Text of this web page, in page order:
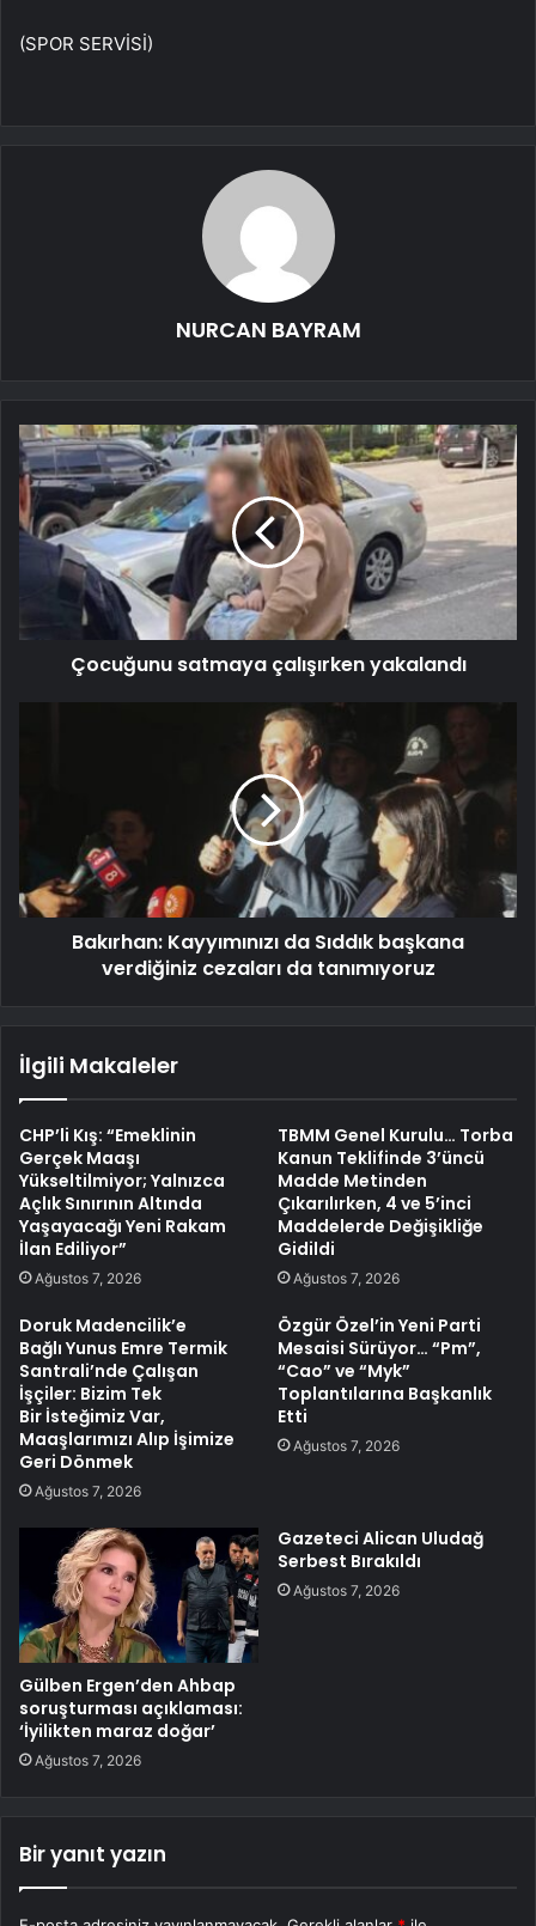
(SPOR SERVİSİ)
NURCAN BAYRAM
Çocuğunu satmaya çalışırken yakalandı
Bakırhan: Kayyımınızı da Sıddık başkana
verdiğiniz cezaları da tanımıyoruz
İlgili Makaleler
CHP’li Kış: “Emeklinin
Gerçek Maaşı
Yükseltilmiyor; Yalnızca
Açlık Sınırının Altında
Yaşayacağı Yeni Rakam
İlan Ediliyor”
Ağustos 7, 2026
TBMM Genel Kurulu… Torba
Kanun Teklifinde 3’üncü
Madde Metinden
Çıkarılırken, 4 ve 5’inci
Maddelerde Değişikliğe
Gidildi
Ağustos 7, 2026
Doruk Madencilik’e
Bağlı Yunus Emre Termik
Santrali’nde Çalışan
İşçiler: Bizim Tek
Bir İsteğimiz Var,
Maaşlarımızı Alıp İşimize
Geri Dönmek
Ağustos 7, 2026
Özgür Özel’in Yeni Parti
Mesaisi Sürüyor… “Pm”,
“Cao” ve “Myk”
Toplantılarına Başkanlık
Etti
Ağustos 7, 2026
Gülben Ergen’den Ahbap
soruşturması açıklaması:
‘İyilikten maraz doğar’
Ağustos 7, 2026
Gazeteci Alican Uludağ
Serbest Bırakıldı
Ağustos 7, 2026
Bir yanıt yazın